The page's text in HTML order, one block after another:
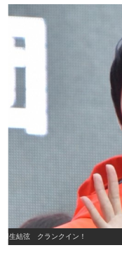
羽生結弦 クランクイン！